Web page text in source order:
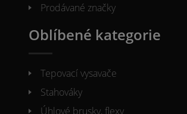
Prodávané značky
Oblíbené kategorie
Tepovací vysavače
Stahováky
Úhlové brusky, flexy